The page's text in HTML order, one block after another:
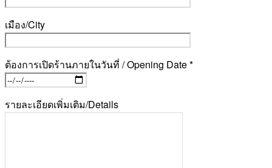
เมือง/City
ต้องการเปิดร้านภายในวันที่ / Opening Date *
รายละเอียดเพิ่มเติม/Details